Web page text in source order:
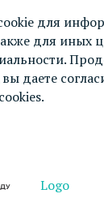
для
для иных
.
даете
Logo